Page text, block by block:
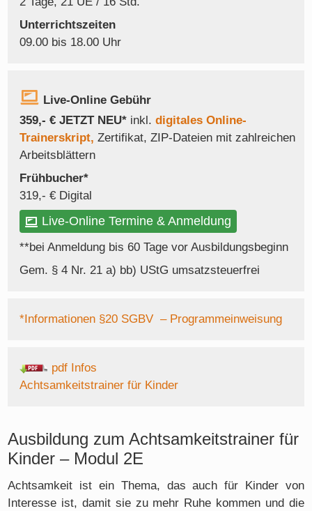
Unterrichtszeiten
09.00 bis 18.00 Uhr
Live-Online Gebühr
359,- € JETZT NEU* inkl. digitales Online-
Trainerskript, Zertifikat, ZIP-Dateien mit zahlreichen
Arbeitsblättern
Frühbucher*
319,- € Digital
Live-Online Termine & Anmeldung
**bei Anmeldung bis 60 Tage vor Ausbildungsbeginn
Gem. § 4 Nr. 21 a) bb) UStG umsatzsteuerfrei
*Informationen §20 SGBV – Programmeinweisung
pdf Infos
Achtsamkeitstrainer für Kinder
Ausbildung zum Achtsamkeitstrainer für
Kinder – Modul 2E
Achtsamkeit ist ein Thema, das auch für Kinder von
Interesse ist, damit sie zu mehr Ruhe kommen und die